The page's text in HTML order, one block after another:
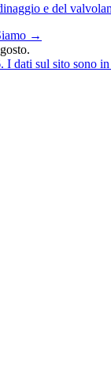
e del
→
dati sul sito sono